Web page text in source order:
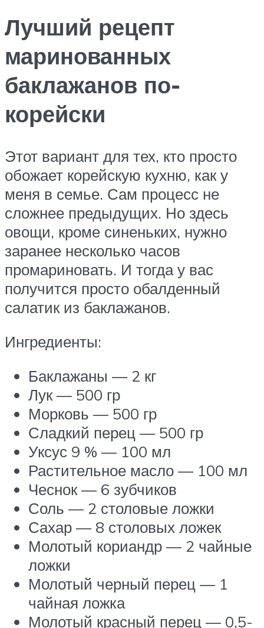
Лучший рецепт
маринованных
баклажанов по-
корейски
Этот вариант для тех, кто просто
обожает корейскую кухню, как у
меня в семье. Сам процесс не
сложнее предыдущих. Но здесь
овощи, кроме синеньких, нужно
заранее несколько часов
промариновать. И тогда у вас
получится просто обалденный
салатик из баклажанов.
Ингредиенты:
Баклажаны — 2 кг
Лук — 500 гр
Морковь — 500 гр
Сладкий перец — 500 гр
Уксус 9 % — 100 мл
Растительное масло — 100 мл
Чеснок — 6 зубчиков
Соль — 2 столовые ложки
Сахар — 8 столовых ложек
Молотый кориандр — 2 чайные
ложки
Молотый черный перец — 1
чайная ложка
Молотый красный перец — 0,5-